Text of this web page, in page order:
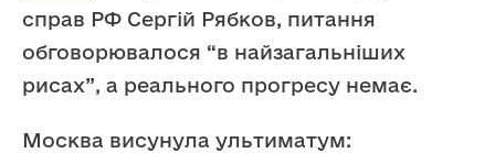
справ РФ Сергій Рябков, питання
обговорювалося “в найзагальніших
рисах”, а реального прогресу немає.
Москва висунула ультиматум: